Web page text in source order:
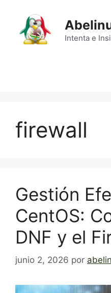
contenido
Intenta e
firewall
Gestión
CentOS:
DNF y el
junio 2, 2026 por